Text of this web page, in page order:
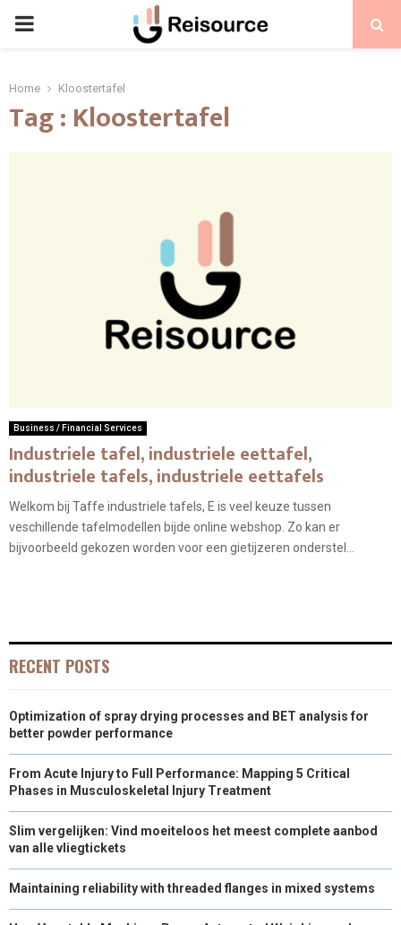
PRIMARY
Home Kloostertafel
Tag : Kloostertafel
Business / Financial Services
Industriele tafel, industriele eettafel,
industriele tafels, industriele eettafels
Welkom bij Taffe industriele tafels, E is veel keuze tussen
veschillende tafelmodellen bijde online webshop. Zo kan er
bijvoorbeeld gekozen worden voor een gietijzeren onderstel...
RECENT POSTS
Optimization of spray drying processes and BET analysis for
better powder performance
From Acute Injury to Full Performance: Mapping 5 Critical
Phases in Musculoskeletal Injury Treatment
Slim vergelijken: Vind moeiteloos het meest complete aanbod
van alle vliegtickets
Maintaining reliability with threaded flanges in mixed systems